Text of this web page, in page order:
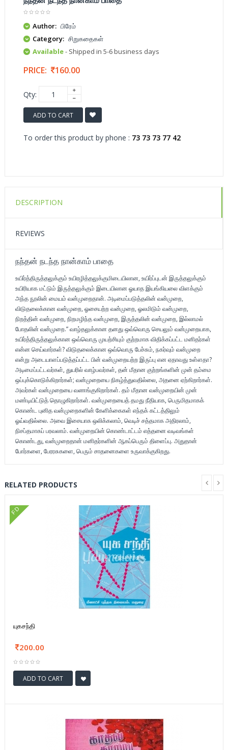
Author: பிரேம்
Category: சிறுகதைகள்
Available- Shipped in 5-6 business days
PRICE: 160.00
Qty:
ADD TO CART
To order this product by phone : 73 73 73 77 42
DESCRIPTION
REVIEWS
நந்தன் நடந்த நான்காம் பாதை
உயிர்த்திருத்தலுக்கும் உயிரழித்தலுக்குமிடையிலான, உயிர்ப்புடன் இருத்தலுக்கும்
உயிரியாக மட்டும் இருத்தலுக்கும் இடையிலான ஓயாத இயங்கியலை விளக்கும்
அந்த நூலின் மையம் வன்முறைதான். அடிமைப்படுத்தலின் வன்முறை,
விடுதலைக்கான வன்முறை, ஓசையற்ற வன்முறை, ஓலமிடும் வன்முறை,
நிறத்தின் வன்முறை, நிறமழிந்த வன்முறை, இருத்தலின் வன்முறை, இல்லாமல்
போதலின் வன்முறை.” வாழ்தலுக்கான தனது ஒவ்வொரு செயலும் வன்முறையாக,
உயிர்த்திருத்தலுக்கான ஒவ்வொரு முயற்சியும் குற்றமாக விதிக்கப்பட்ட மனிதர்கள்
என்ன செய்வார்கள்? விடுதலைக்கான ஒவ்வொரு பேச்சும், நகர்வும் வன்முறை
என்று அடையாளப்படுத்தப்பட்ட பின் வன்முறையற்ற இருப்பு என ஏதாவது உள்ளதா?
அடிமைப்பட்டவர்கள், துயரில் வாழ்பவர்கள், தன் மீதான குற்றங்களின் முன் தம்மை
ஒப்புக்கொடுக்கிறார்கள்; வன்முறையை நிகழ்த்துவதில்லை, அதனை ஏற்கிறார்கள்.
அவர்கள் வன்முறையை வணங்குகிறார்கள். தம் மீதான வன்முறையின் முன்
மண்டியிட்டுத் தொழுகிறார்கள். வன்முறையைத் தமது நீதியாக, பெருமிதமாகக்
கொண்ட புனித வன்முறைகளின் கேளிக்கைகள் எந்தக் கட்டத்திலும்
ஓய்வதில்லை. அவை இசையாக ஒலிக்கலாம், வெடிச் சத்தமாக அதிரலாம்,
நிசப்தமாகப் பரவலாம். வன்முறையின் கொண்டாட்டம் எத்தனை வடிவங்கள்
கொண்டது, வன்முறைதான் மனிதர்களின் ஆகப்பெரும் திளைப்பு. அதுதான்
போர்களை, பேரரசுகளை, பெரும் சாதனைகளை உருவாக்குகிறது.
RELATED PRODUCTS
FD
யுகசந்தி
200.00
ADD TO CART